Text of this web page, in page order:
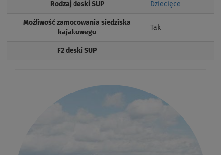
Rodzaj deski SUP Dziecięce
Możliwość zamocowania siedziska
kajakowego
Tak
F2 deski SUP